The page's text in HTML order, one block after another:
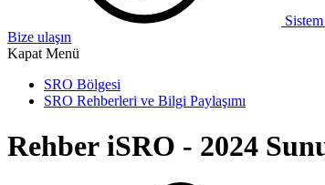
Sistem
Bize ulaşın
Kapat Menü
SRO Bölgesi
SRO Rehberleri ve Bilgi Paylaşımı
Rehber iSRO - 2024